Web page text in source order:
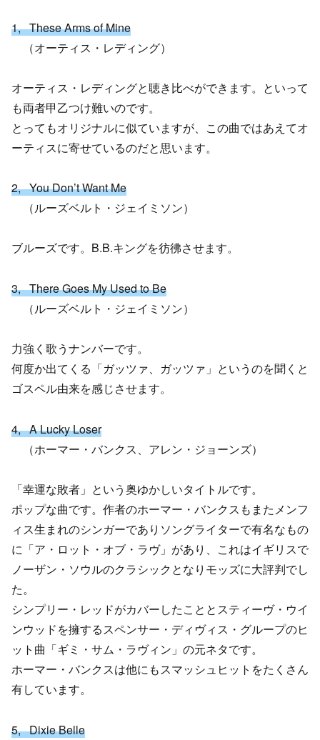
1, These Arms of Mine
（オーティス・レディング）
オーティス・レディングと聴き比べができます。といって
も両者甲乙つけ難いのです。
とってもオリジナルに似ていますが、この曲ではあえてオ
ーティスに寄せているのだと思います。
2, You Don’t Want Me
（ルーズベルト・ジェイミソン）
ブルーズです。B.B.キングを彷彿させます。
3, There Goes My Used to Be
（ルーズベルト・ジェイミソン）
力強く歌うナンバーです。
何度か出てくる「ガッツァ、ガッツァ」というのを聞くと
ゴスペル由来を感じさせます。
4, A Lucky Loser
（ホーマー・バンクス、アレン・ジョーンズ）
「幸運な敗者」という奥ゆかしいタイトルです。
ポップな曲です。作者のホーマー・バンクスもまたメンフ
ィス生まれのシンガーでありソングライターで有名なもの
に「ア・ロット・オブ・ラヴ」があり、これはイギリスで
ノーザン・ソウルのクラシックとなりモッズに大評判でし
た。
シンプリー・レッドがカバーしたこととスティーヴ・ウイ
ンウッドを擁するスペンサー・ディヴィス・グループのヒ
ット曲「ギミ・サム・ラヴィン」の元ネタです。
ホーマー・バンクスは他にもスマッシュヒットをたくさん
有しています。
5, Dixie Belle